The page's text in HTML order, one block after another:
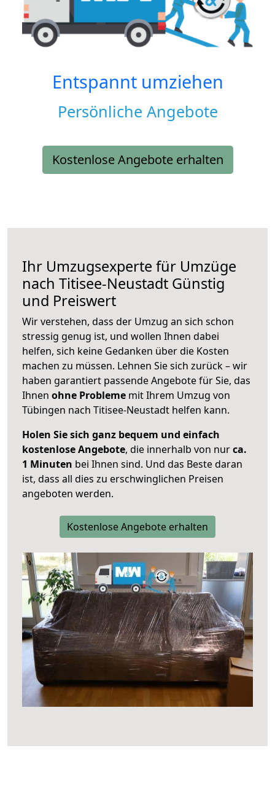
Entspannt umziehen
Persönliche Angebote
Kostenlose Angebote erhalten
Ihr Umzugsexperte für Umzüge
nach Titisee-Neustadt Günstig
und Preiswert
Wir verstehen, dass der Umzug an sich schon
stressig genug ist, und wollen Ihnen dabei
helfen, sich keine Gedanken über die Kosten
machen zu müssen. Lehnen Sie sich zurück – wir
haben garantiert passende Angebote für Sie, das
Ihnen ohne Probleme mit Ihrem Umzug von
Tübingen nach Titisee-Neustadt helfen kann.
Holen Sie sich ganz bequem und einfach
kostenlose Angebote, die innerhalb von nurca.
1 Minuten bei Ihnen sind. Und das Beste daran
ist, dass all dies zu erschwinglichen Preisen
angeboten werden.
Kostenlose Angebote erhalten